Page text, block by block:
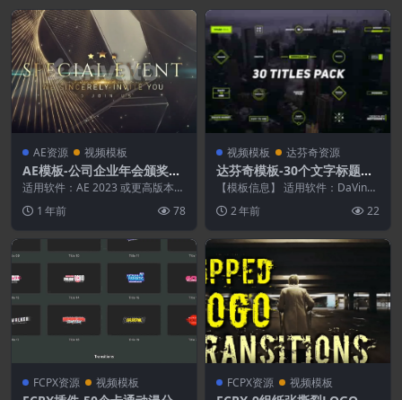
AE资源 视频模板
AE模板-公司企业年会颁奖典
礼开场片头
适用软件：AE 2023 或更高版本
无需...1 年前 78
视频模板 达芬奇资源
达芬奇模板-30个文字标题动
画预设 Titles Pack DaVinci
Resolve
【模板信息】 适用软件：DaVinci
费...2 年前 22
FCPX资源 视频模板 FCPX资源 视频模板